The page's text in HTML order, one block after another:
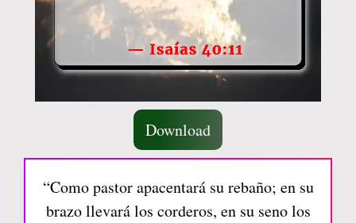
Download
“Como pastor apacentará su rebaño; en su
brazo llevará los corderos, en su seno los